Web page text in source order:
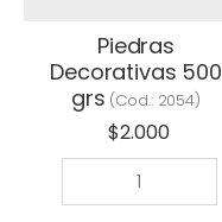
Piedras
Decorativas 500
grs (Cod.: 2054)
$2.000